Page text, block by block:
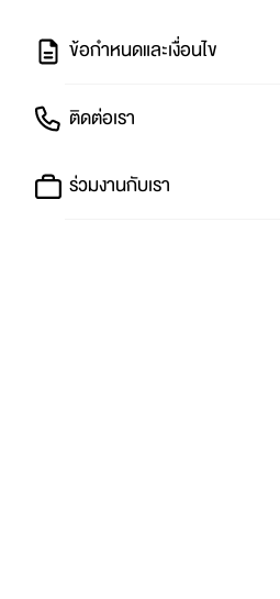
ข้อกำหนดและเงื่อนไข
ติดต่อเรา
ร่วมงานกับเรา